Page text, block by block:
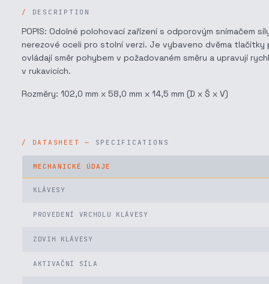
DESCRIPTION
POPIS: Odolné polohovací zařízení s odporovým snímačem
nerezové oceli pro stolní verzi. Je vybaveno dvěma
ovládají směr pohybem v požadovaném směru a upravují
v rukavicích.
Rozměry: 102,0 mm x 58,0 mm x 14,5 mm (D x Š x V)
SPECIFICATIONS
MECHANICKÉ ÚDAJE
KLÁVESY
PROVEDENÍ VRCHOLU KLÁVESY
ZDVIH KLÁVESY
AKTIVAČNÍ SÍLA